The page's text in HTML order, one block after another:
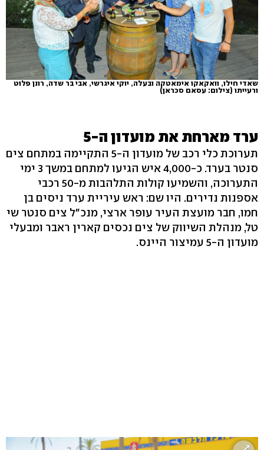
שאדי חילו, וואקאקו אימאטקה ובעלה, יוקי איגרשי, אבי בר שדה, רונן פלוט
ורעייתו (צילום: עסאם סכראן)
ערד מארחת את מועדון ה-5
תערוכת כלי רכב של מועדון ה-5 התקיימה במתחם צים
סנטר בערד. כ-4,000 איש הגיעו למתחם במשך 3 ימי
התערוכה, והשמיעו קולות התלהבות מ-50 רכבי
אספנות נדירים. היו שם: ראש עיריית ערד ניסים בן
חמו, חבר מועצת העיר עופר ארצי, מנכ"ל צים סנטר שי
טל, מנהלת השיווק של צים נכסים קארין ראבר ומבעלי
מועדון ה-5 עמיצור היינס.